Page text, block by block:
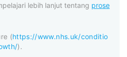
lebih lanjut tentang prose
(https://www.nhs.uk/conditio
).